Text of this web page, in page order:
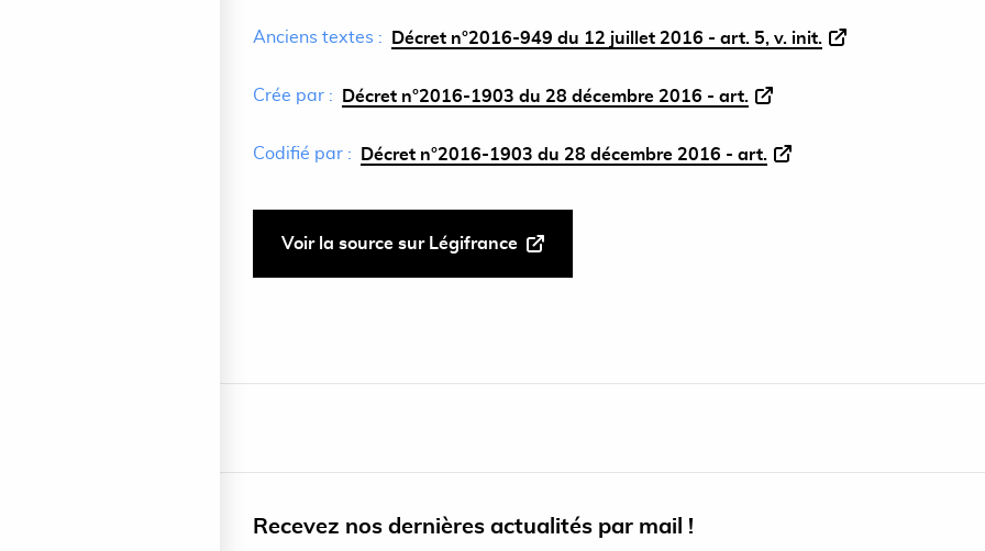
Anciens textes : Décret n°2016-949 du 12 juillet 2016 - art. 5, v. init.
Crée par : Décret n°2016-1903 du 28 décembre 2016 - art.
Codifié par : Décret n°2016-1903 du 28 décembre 2016 - art.
Voir la source sur Légifrance
Recevez nos dernières actualités par mail !